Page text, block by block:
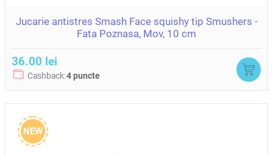
Jucarie antistres Smash Face squishy tip Smushers -
Fata Poznasa, Mov, 10 cm
36.00 lei
Cashback:4 puncte
NEW